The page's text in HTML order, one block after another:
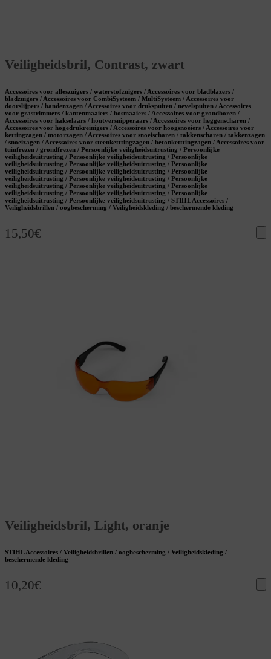
Veiligheidsbril, Contrast, zwart
Accessoires voor alleszuigers / waterstofzuigers / Accessoires voor bladblazers /
bladzuigers / Accessoires voor CombiSysteem / MultiSysteem / Accessoires voor
doorslijpers / bandenzagen / Accessoires voor drukspuiten / nevelspuiten / Accessoires
voor grastrimmers / kantenmaaiers / bosmaaiers / Accessoires voor grondboren /
Accessoires voor hakselaars / houtversnipperaars / Accessoires voor heggenscharen /
Accessoires voor hogedrukreinigers / Accessoires voor hoogsnoeiers / Accessoires voor
kettingzagen / motorzagen / Accessoires voor snoeischaren / takkenscharen / takkenzagen
/ snoeizagen / Accessoires voor steenketttingzagen / betonketttingzagen / Accessoires voor
tuinfrezen / grondfrezen / Persoonlijke veiligheidsuitrusting / Persoonlijke
veiligheidsuitrusting / Persoonlijke veiligheidsuitrusting / Persoonlijke
veiligheidsuitrusting / Persoonlijke veiligheidsuitrusting / Persoonlijke
veiligheidsuitrusting / Persoonlijke veiligheidsuitrusting / Persoonlijke
veiligheidsuitrusting / Persoonlijke veiligheidsuitrusting / Persoonlijke
veiligheidsuitrusting / Persoonlijke veiligheidsuitrusting / Persoonlijke
veiligheidsuitrusting / Persoonlijke veiligheidsuitrusting / Persoonlijke
veiligheidsuitrusting / Persoonlijke veiligheidsuitrusting / STIHL Accessoires /
Veiligheidsbrillen / oogbescherming / Veiligheidskleding / beschermende kleding
15,50€
Veiligheidsbril, Light, oranje
STIHL Accessoires / Veiligheidsbrillen / oogbescherming / Veiligheidskleding /
beschermende kleding
10,20€